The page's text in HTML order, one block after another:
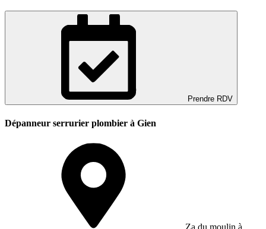
Prendre RDV
Dépanneur serrurier plombier à Gien
Za du moulin à